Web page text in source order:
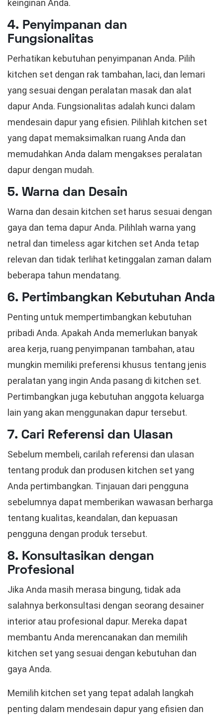
keinginan Anda.
4. Penyimpanan dan
Fungsionalitas
Perhatikan kebutuhan penyimpanan Anda. Pilih
kitchen set dengan rak tambahan, laci, dan lemari
yang sesuai dengan peralatan masak dan alat
dapur Anda. Fungsionalitas adalah kunci dalam
mendesain dapur yang efisien. Pilihlah kitchen set
yang dapat memaksimalkan ruang Anda dan
memudahkan Anda dalam mengakses peralatan
dapur dengan mudah.
5. Warna dan Desain
Warna dan desain kitchen set harus sesuai dengan
gaya dan tema dapur Anda. Pilihlah warna yang
netral dan timeless agar kitchen set Anda tetap
relevan dan tidak terlihat ketinggalan zaman dalam
beberapa tahun mendatang.
6. Pertimbangkan Kebutuhan Anda
Penting untuk mempertimbangkan kebutuhan
pribadi Anda. Apakah Anda memerlukan banyak
area kerja, ruang penyimpanan tambahan, atau
mungkin memiliki preferensi khusus tentang jenis
peralatan yang ingin Anda pasang di kitchen set.
Pertimbangkan juga kebutuhan anggota keluarga
lain yang akan menggunakan dapur tersebut.
7. Cari Referensi dan Ulasan
Sebelum membeli, carilah referensi dan ulasan
tentang produk dan produsen kitchen set yang
Anda pertimbangkan. Tinjauan dari pengguna
sebelumnya dapat memberikan wawasan berharga
tentang kualitas, keandalan, dan kepuasan
pengguna dengan produk tersebut.
8. Konsultasikan dengan
Profesional
Jika Anda masih merasa bingung, tidak ada
salahnya berkonsultasi dengan seorang desainer
interior atau profesional dapur. Mereka dapat
membantu Anda merencanakan dan memilih
kitchen set yang sesuai dengan kebutuhan dan
gaya Anda.
Memilih kitchen set yang tepat adalah langkah
penting dalam mendesain dapur yang efisien dan